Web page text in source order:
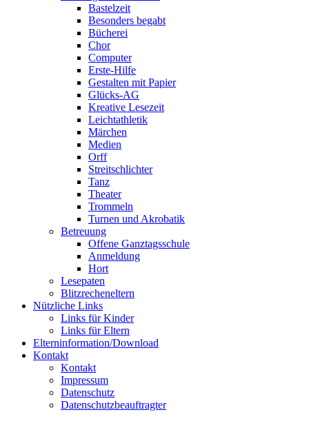
Bastelzeit
Besonders begabt
Bücherei
Chor
Computer
Erste-Hilfe
Gestalten mit Papier
Glücks-AG
Kreative Lesezeit
Leichtathletik
Märchen
Medien
Orff
Streitschlichter
Tanz
Theater
Trommeln
Turnen und Akrobatik
Betreuung
Offene Ganztagsschule
Anmeldung
Hort
Lesepaten
Blitzrecheneltern
Nützliche Links
Links für Kinder
Links für Eltern
Elterninformation/Download
Kontakt
Kontakt
Impressum
Datenschutz
Datenschutzbeauftragter